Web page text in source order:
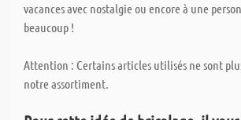
vacances avec nostalgie ou encore à une
beaucoup !
Attention : Certains articles utilisés ne sont
notre assortiment.